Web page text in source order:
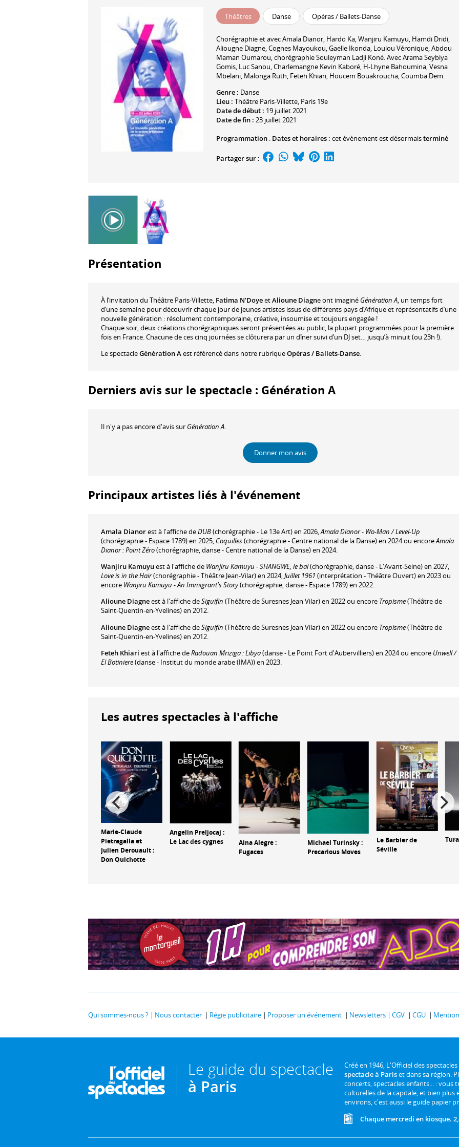
Théâtres Danse Opéras / Ballets-Danse
Chorégraphie et avecAmala Dianor, Hardo Ka,Wanjiru Kamuyu, Hamdi Dridi,
Aliougne Diagne,Cognes Mayoukou,Gaelle Ikonda, Loulou Véronique,Abdou
Maman Oumarou, chorégraphieSouleyman Ladji Koné. AvecArama Seybiya
Gomis, Luc Sanou,Charlemangne Kevin Kaboré, H-Lhyne Bahoumina,Vesna
Mbelani, Malonga Ruth, Feteh Khiari, Houcem Bouakroucha,Coumba Dem.
Genre : Danse
Lieu : Théâtre Paris-Villette, Paris 19e
Date de début : 19 juillet 2021
Date de fin : 23 juillet 2021
Programmation : Dates et horaires : cet évènement est désormaisterminé
Partager sur :
Présentation
À l’invitation du Théâtre Paris-Villette, Fatima N’DoyeetAlioune Diagne ont imaginé Génération A, un temps fort
d’une semaine pour découvrir chaque jour de jeunes artistes issus de différents pays d’Afrique et représentatifs d’une
nouvelle génération : résolument contemporaine, créative, insoumise et toujours engagée !
Chaque soir, deux créations chorégraphiques seront présentées au public, la plupart programmées pour la première
fois en France. Chacune de ces cinq journées se clôturera par un dîner suivi d’un DJ set… jusqu’à minuit (ou 23h !).
Le spectacleGénération Aest référencé dans notre rubriqueOpéras / Ballets-Danse.
Derniers avis sur le spectacle : Génération A
Il n'y a pas encore d'avis sur Génération A.
Donner mon avis
Principaux artistes liés à l'événement
Amala Dianorest à l'affiche deDUB(chorégraphie - Le 13e Art) en 2026,Amala Dianor - Wo-Man / Level-Up
(chorégraphie - Espace 1789) en 2025, Coquilles(chorégraphie - Centre national de la Danse) en 2024 ou encoreAmala
Dianor : Point Zéro(chorégraphie, danse - Centre national de la Danse) en 2024.
Wanjiru Kamuyuest à l'affiche de Wanjiru Kamuyu - SHANGWE, le bal(chorégraphie, danse - L'Avant-Seine) en 2027,
Love is in the Hair(chorégraphie - Théâtre Jean-Vilar) en 2024,Juillet 1961 (interprétation - Théâtre Ouvert) en 2023 ou
encore Wanjiru Kamuyu - An Immigrant's Story(chorégraphie, danse - Espace 1789) en 2022.
Alioune Diagneest à l'affiche deSiguifin (Théâtre de Suresnes Jean Vilar) en 2022 ou encore Tropisme(Théâtre de
Saint-Quentin-en-Yvelines) en 2012.
Alioune Diagneest à l'affiche deSiguifin (Théâtre de Suresnes Jean Vilar) en 2022 ou encore Tropisme(Théâtre de
Saint-Quentin-en-Yvelines) en 2012.
Feteh Khiari est à l'affiche deRadouan Mriziga : Libya(danse - Le Point Fort d'Aubervilliers) en 2024 ou encore Unwell /
El Botiniere(danse - Institut du monde arabe (IMA)) en 2023.
Les autres spectacles à l'affiche
Marie-Claude
Pietragalla et
Julien Derouault :
Don Quichotte
Angelin Preljocaj :
Le Lac des cygnes
Aina Alegre :
Fugaces
Michael Turinsky :
Precarious Moves
Le Barbier de
Séville
Qui sommes-nous ? Nous contacter Régie publicitaire Proposer un événement Newsletters CGV CGU
Le guide du spectacle
à Paris
Créé en 1946, L'Officiel des
spectacle à Pariset dans sa région.
concerts, spectacles enfants... :
culturelles de la capitale, et bien plus
environs, c'est aussi le guide papier
Chaque mercredi en kiosque.